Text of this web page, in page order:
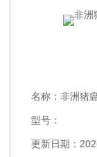
名称： 非洲猪
型号：
更新日期：